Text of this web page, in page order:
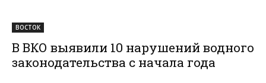
ВОСТОК
В ВКО выявили 10 нарушений водного
законодательства с начала года